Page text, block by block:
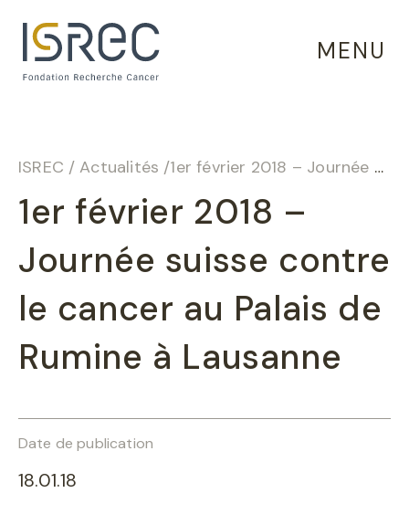
MENU
ISREC / Actualités /1er février 2018 – Journée suisse contre le cancer au Palais de Rumine à Lausanne
1er février 2018 –
Journée suisse contre
le cancer au Palais de
Rumine à Lausanne
Date de publication
18.01.18